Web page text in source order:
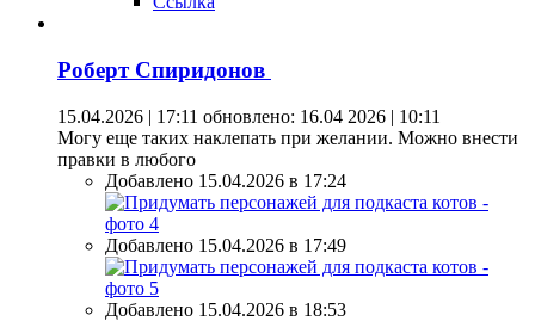
Роберт Спиридонов
15.04.2026 | 17:11 обновлено: 16.04 2026 | 10:11
Могу еще таких наклепать при желании. Можно внести
правки в любого
Добавлено 15.04.2026 в 17:24
Добавлено 15.04.2026 в 17:49
Добавлено 15.04.2026 в 18:53